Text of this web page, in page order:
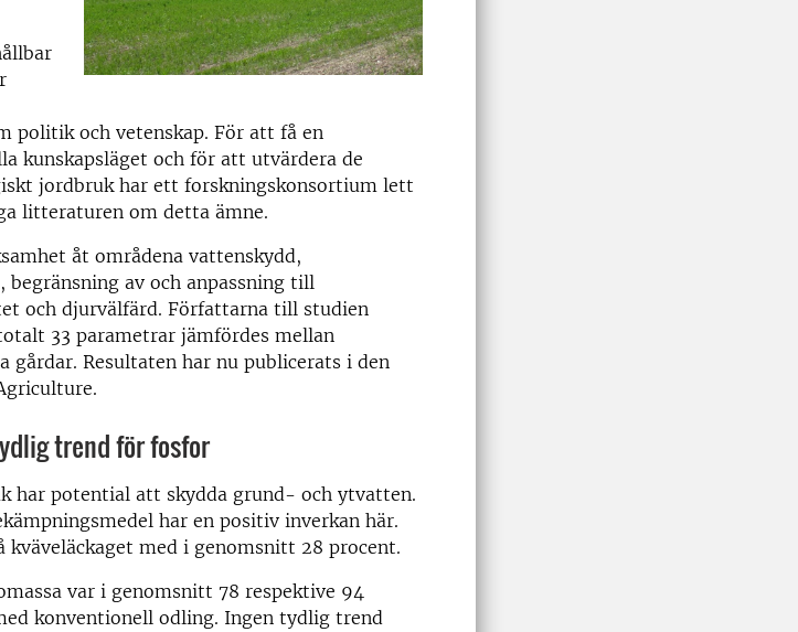
politik och vetenskap. För att få en
kunskapsläget och för att utvärdera de
jordbruk har ett forskningskonsortium lett
litteraturen om detta ämne.
åt områdena vattenskydd,
av och anpassning till
och djurvälfärd. Författarna till studien
33 parametrar jämfördes mellan
Resultaten har nu publicerats i den
trend för fosfor
har potential att skydda grund- och ytvatten.
har en positiv inverkan här.
kväveläckaget med i genomsnitt 28 procent.
var i genomsnitt 78 respektive 94
konventionell odling. Ingen tydlig trend